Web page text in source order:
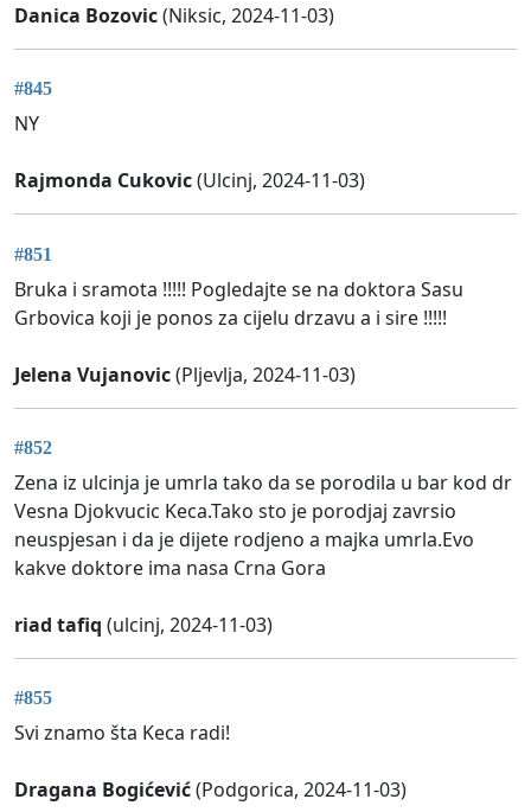
Danica Bozovic(Niksic, 2024-11-03)
#845
NY
Rajmonda Cukovic(Ulcinj, 2024-11-03)
#851
Bruka i sramota !!!!! Pogledajte se na doktora Sasu
Grbovica koji je ponos za cijelu drzavu a i sire !!!!!
Jelena Vujanovic(Pljevlja, 2024-11-03)
#852
Zena iz ulcinja je umrla tako da se porodila u bar kod dr
Vesna Djokvucic Keca.Tako sto je porodjaj zavrsio
neuspjesan i da je dijete rodjeno a majka umrla.Evo
kakve doktore ima nasa Crna Gora
riad tafiq (ulcinj, 2024-11-03)
#855
Svi znamo šta Keca radi!
Dragana Bogićević(Podgorica, 2024-11-03)